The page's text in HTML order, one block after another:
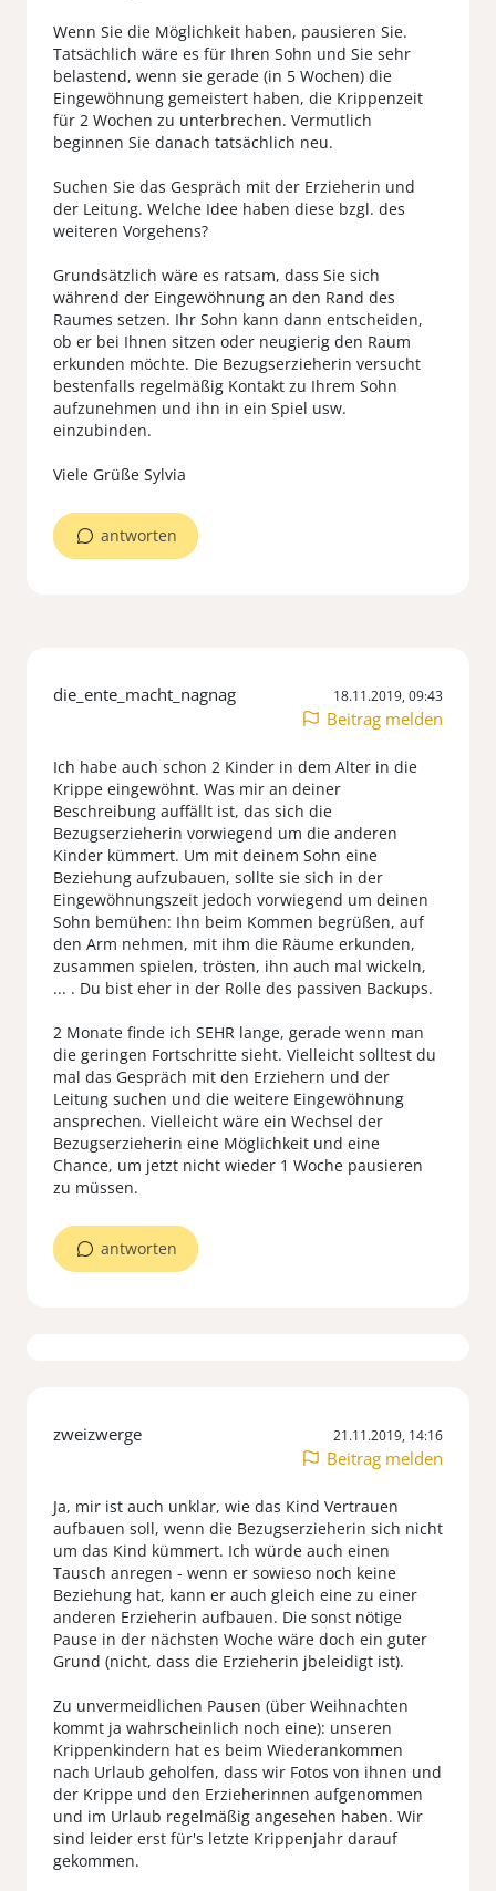
Wenn Sie die Möglichkeit haben, pausieren Sie.
Tatsächlich wäre es für Ihren Sohn und Sie sehr
belastend, wenn sie gerade (in 5 Wochen) die
Eingewöhnung gemeistert haben, die Krippenzeit
für 2 Wochen zu unterbrechen. Vermutlich
beginnen Sie danach tatsächlich neu.
Suchen Sie das Gespräch mit der Erzieherin und
der Leitung. Welche Idee haben diese bzgl. des
weiteren Vorgehens?
Grundsätzlich wäre es ratsam, dass Sie sich
während der Eingewöhnung an den Rand des
Raumes setzen. Ihr Sohn kann dann entscheiden,
ob er bei Ihnen sitzen oder neugierig den Raum
erkunden möchte. Die Bezugserzieherin versucht
bestenfalls regelmäßig Kontakt zu Ihrem Sohn
aufzunehmen und ihn in ein Spiel usw.
einzubinden.
Viele Grüße Sylvia
antworten
die_ente_macht_nagnag 18.11.2019, 09:43
Beitrag melden
Ich habe auch schon 2 Kinder in dem Alter in die
Krippe eingewöhnt. Was mir an deiner
Beschreibung auffällt ist, das sich die
Bezugserzieherin vorwiegend um die anderen
Kinder kümmert. Um mit deinem Sohn eine
Beziehung aufzubauen, sollte sie sich in der
Eingewöhnungszeit jedoch vorwiegend um deinen
Sohn bemühen: Ihn beim Kommen begrüßen, auf
den Arm nehmen, mit ihm die Räume erkunden,
zusammen spielen, trösten, ihn auch mal wickeln,
... . Du bist eher in der Rolle des passiven Backups.
2 Monate finde ich SEHR lange, gerade wenn man
die geringen Fortschritte sieht. Vielleicht solltest du
mal das Gespräch mit den Erziehern und der
Leitung suchen und die weitere Eingewöhnung
ansprechen. Vielleicht wäre ein Wechsel der
Bezugserzieherin eine Möglichkeit und eine
Chance, um jetzt nicht wieder 1 Woche pausieren
zu müssen.
antworten
zweizwerge 21.11.2019, 14:16
Beitrag melden
Ja, mir ist auch unklar, wie das Kind Vertrauen
aufbauen soll, wenn die Bezugserzieherin sich nicht
um das Kind kümmert. Ich würde auch einen
Tausch anregen - wenn er sowieso noch keine
Beziehung hat, kann er auch gleich eine zu einer
anderen Erzieherin aufbauen. Die sonst nötige
Pause in der nächsten Woche wäre doch ein guter
Grund (nicht, dass die Erzieherin jbeleidigt ist).
Zu unvermeidlichen Pausen (über Weihnachten
kommt ja wahrscheinlich noch eine): unseren
Krippenkindern hat es beim Wiederankommen
nach Urlaub geholfen, dass wir Fotos von ihnen und
der Krippe und den Erzieherinnen aufgenommen
und im Urlaub regelmäßig angesehen haben. Wir
sind leider erst für's letzte Krippenjahr darauf
gekommen.